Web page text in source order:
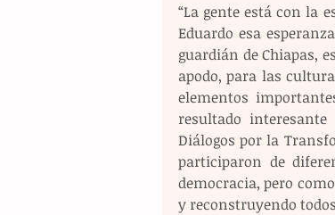
“La gente está con la
Eduardo esa
guardián de Chiapas,
apodo, para las
elementos
resultado
Diálogos por la
participaron de
democracia, pero
y reconstruyendo